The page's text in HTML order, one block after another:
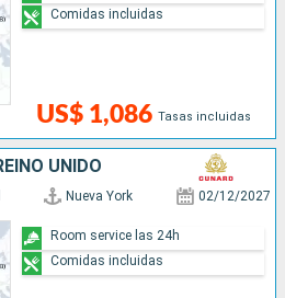
US$ 1,086 Tasas incluidas
Comidas incluidas
UNIDO
Nueva York 02/12/2027
Room service las 24h
Comidas incluidas